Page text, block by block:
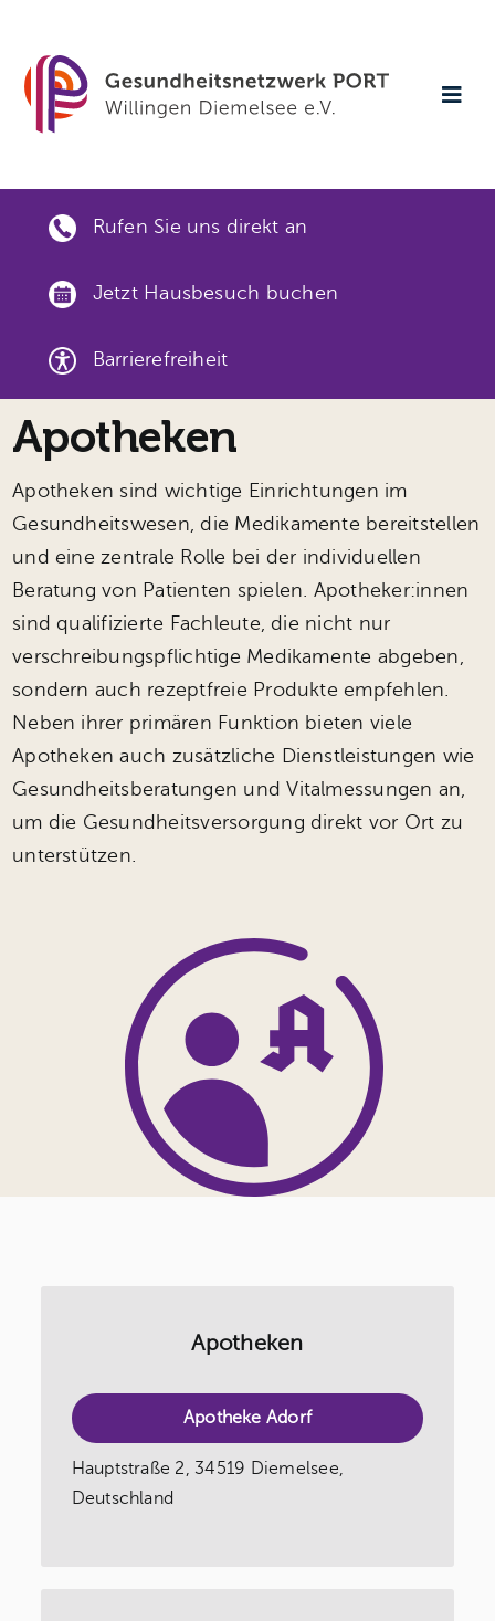
content
Aktuelles
Veranstaltungen
Gesundheitsthemen
Gut versorgt vor Ort
Unsere Angebote
Rufen Sie uns direkt an
Jetzt Hausbesuch buchen
Barrierefreiheit
Apotheken
Apotheken sind wichtige Einrichtungen im
Gesundheitswesen, die Medikamente bereitstellen
und eine zentrale Rolle bei der individuellen
Beratung von Patienten spielen. Apotheker:innen
sind qualifizierte Fachleute, die nicht nur
verschreibungspflichtige Medikamente abgeben,
sondern auch rezeptfreie Produkte empfehlen.
Neben ihrer primären Funktion bieten viele
Apotheken auch zusätzliche Dienstleistungen wie
Gesundheitsberatungen und Vitalmessungen an,
um die Gesundheitsversorgung direkt vor Ort zu
unterstützen.
Apotheken
Apotheke Adorf
Hauptstraße 2, 34519 Diemelsee,
Deutschland